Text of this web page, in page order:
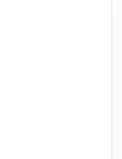
自動入力さ
。